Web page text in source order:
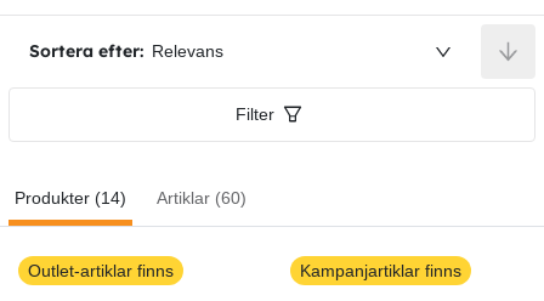
Sortera efter: Relevans
Filter
Produkter (14) Artiklar (60)
Outlet-artiklar finns Kampanjartiklar finns